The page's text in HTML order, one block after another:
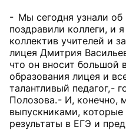
- Мы сегодня узнали об
поздравили коллеги, и
коллектив учителей и
лицея Дмитрия
что он вносит большой
образования лицея и
талантливый педагог, -
Полозова. - И,
выпускниками,
результаты в ЕГЭ и